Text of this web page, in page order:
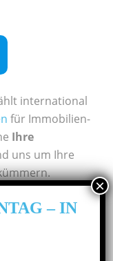
international
für Immobilien-
Ihre
uns um Ihre
:
– IN